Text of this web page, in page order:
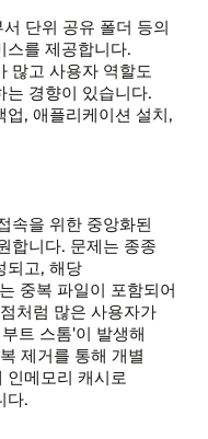
단위 공유 폴더 등의
스를 제공합니다.
많고 사용자 역할도
는 경향이 있습니다.
, 애플리케이션 설치,
속을 위한 중앙화된
합니다. 문제는 종종
되고, 해당
중복 파일이 포함되어
처럼 많은 사용자가
트 스톰'이 발생해
제거를 통해 개별
인메모리 캐시로
다.